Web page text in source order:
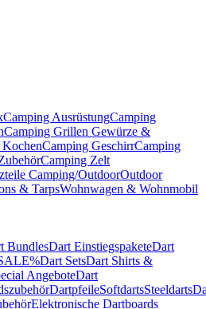
Camping AusrüstungCamping
Camping Grillen Gewürze &
Camping GeschirrCamping
Camping Zelt
Camping/OutdoorOutdoor
& TarpsWohnwagen & Wohnmobil
BundlesDart EinstiegspaketeDart
Dart SetsDart Shirts &
AngeboteDart
DartpfeileSoftdartsSteeldarts
Elektronische Dartboards